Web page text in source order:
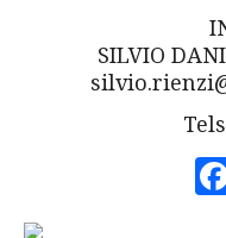
SILVIO